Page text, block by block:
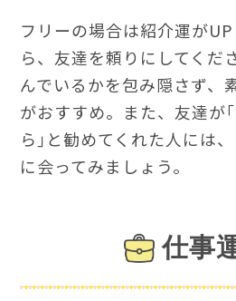
フリーの場合は紹介運が
ら、友達を頼りにしてくだ
んでいるかを包み隠さず、
がおすすめ。また、友達が
ら｣と勧めてくれた人には
に会ってみましょう。
仕事